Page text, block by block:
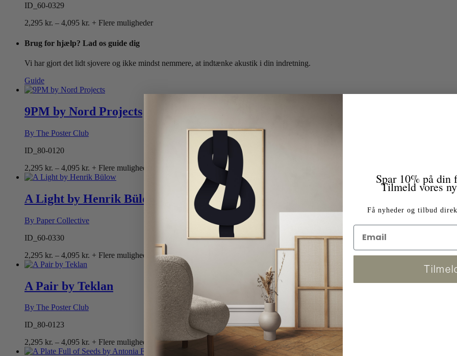
ID_60-0329
2,295 kr. – 4,095 kr. Prisinterval:
til
4,095 kr.
+ Flere muligheder
Brug for hjælp? Lad os guide dig
Vi har gjort det lidt sjovere og ikke mindst nemmere, at indtænke akustik i din indretning.
Guide
9PM by Nord Projects
By The Poster Club
ID_80-0120
2,295 kr. – 4,095 kr. Prisinterval:
2,295 kr.
4,095 kr.
+ Flere muligheder
A Light by Henrik Bülow
By Paper Collective
ID_60-0330
2,295 kr. – 4,095 kr. Prisinterval:
4,095 kr.
+ Flere muligheder
A Pair by Teklan
By The Poster Club
ID_80-0123
2,295 kr. – 4,095 kr. Prisinterval:
2,295 kr.
+ Flere muligheder
Spar 10% på din
Tilmeld vores
Få nyheder og tilbud